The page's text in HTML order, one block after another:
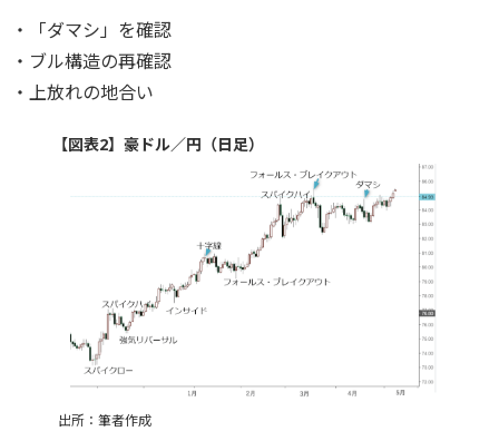
・「ダマシ」を確認
・ブル構造の再確認
・上放れの地合い
【図表2】豪ドル／円（日足）
出所：筆者作成